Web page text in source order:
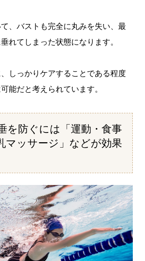
、バストも完全に丸みを失い、最
れてしまった状態になります。
しっかりケアすることである程度
能だと考えられています。
を防ぐには「運動・食事
マッサージ」などが効果